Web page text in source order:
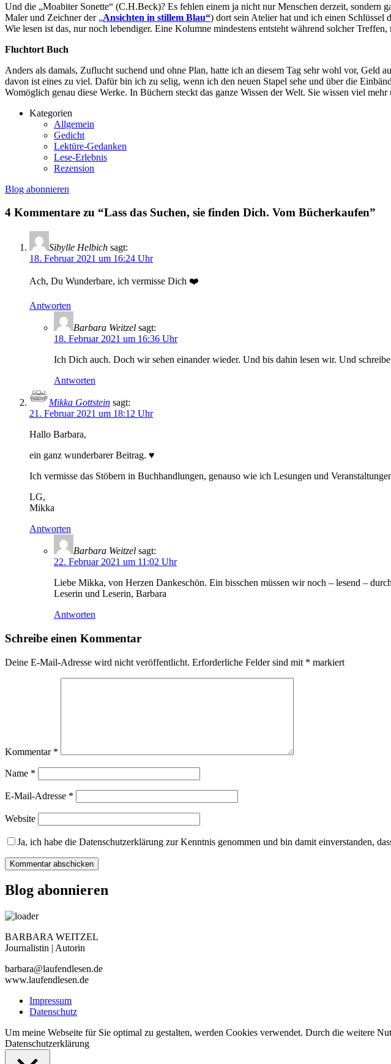
Und die „Moabiter Sonette“ (C.H.Beck)? Es fehlen einem ja nicht nur Menschen derzeit, sondern
Maler und Zeichner der „Ansichten in stillem Blau“) dort sein Atelier hat und ich einen Schlüssel
Wie lesen ist das, nur noch lebendiger. Eine Kolumne mindestens entsteht während solcher
Fluchtort Buch
Anders als damals, Zuflucht suchend und ohne Plan, hatte ich an diesem Tag sehr wohl vor, Geld
davon ist eines zu viel. Dafür bin ich zu selig, wenn ich den neuen Stapel sehe und über die
Womöglich genau diese Werke. In Büchern steckt das ganze Wissen der Welt. Sie wissen viel
Kategorien
Allgemein
Gedicht
Lektüre-Gedanken
Lese-Erlebnis
Rezension
Blog abonnieren
4 Kommentare zu “Lass das Suchen, sie finden Dich. Vom Bücherkaufen”
Sibylle Helbich sagt:
18. Februar 2021 um 16:24 Uhr
Ach, Du Wunderbare, ich vermisse Dich ❤️
Antworten
Barbara Weitzel sagt:
18. Februar 2021 um 16:36 Uhr
Ich Dich auch. Doch wir sehen einander wieder. Und bis dahin lesen wir. Und
Antworten
Mikka Gottstein sagt:
21. Februar 2021 um 18:12 Uhr
Hallo Barbara,
ein ganz wunderbarer Beitrag. ♥
Ich vermisse das Stöbern in Buchhandlungen, genauso wie ich Lesungen und
LG,
Mikka
Antworten
Barbara Weitzel sagt:
22. Februar 2021 um 11:02 Uhr
Liebe Mikka, von Herzen Dankeschön. Ein bisschen müssen wir noch – lesend –
Leserin und Leserin, Barbara
Antworten
Schreibe einen Kommentar
Deine E-Mail-Adresse wird nicht veröffentlicht. Erforderliche Felder sind mit * markiert
Kommentar *
Name *
E-Mail-Adresse *
Website
Ja, ich habe die Datenschutzerklärung zur Kenntnis genommen und bin damit einverstanden,
Blog abonnieren
BARBARA WEITZEL
Journalistin | Autorin
barbara@laufendlesen.de
www.laufendlesen.de
Impressum
Datenschutz
Um meine Webseite für Sie optimal zu gestalten, werden Cookies verwendet. Durch die weitere
Datenschutzerklärung